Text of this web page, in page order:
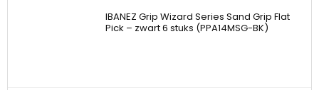
IBANEZ Grip Wizard Series Sand Grip Flat
Pick – zwart 6 stuks (PPA14MSG-BK)